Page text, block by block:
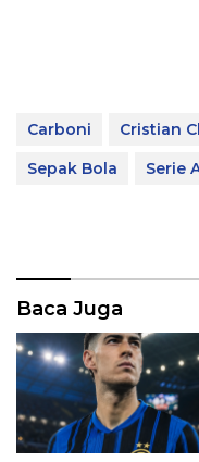
Carboni Cristian
Sepak Bola
Serie
Baca Juga